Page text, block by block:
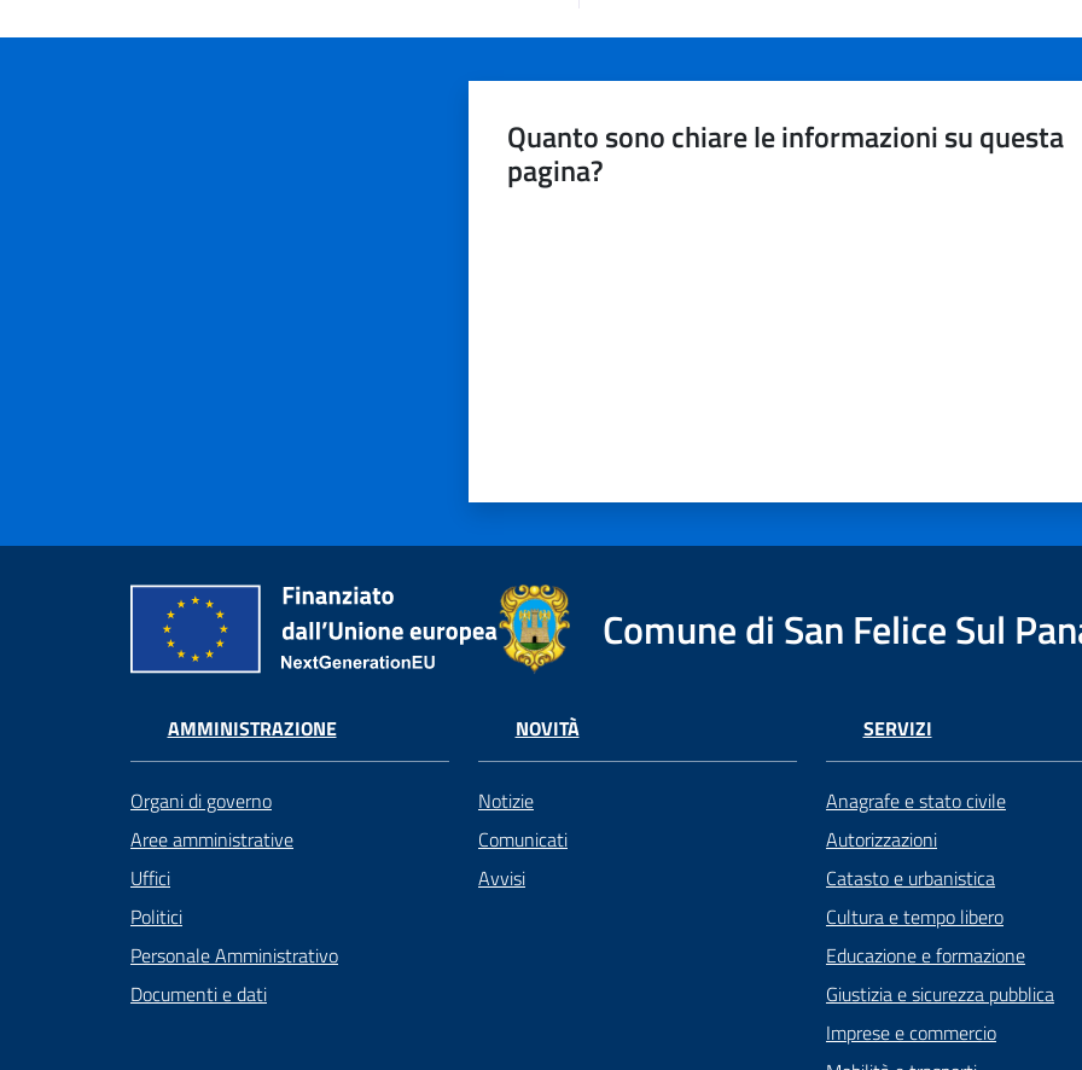
Quanto sono chiare le informazioni su questa
pagina?
Comune di San Felice Sul
AMMINISTRAZIONE
Organi di governo
Aree amministrative
Uffici
Politici
Personale Amministrativo
Documenti e dati
NOVITÀ
Notizie
Comunicati
Avvisi
SERVIZI
Anagrafe e stato civile
Autorizzazioni
Catasto e urbanistica
Cultura e tempo libero
Educazione e formazione
Giustizia e sicurezza pubblica
Imprese e commercio